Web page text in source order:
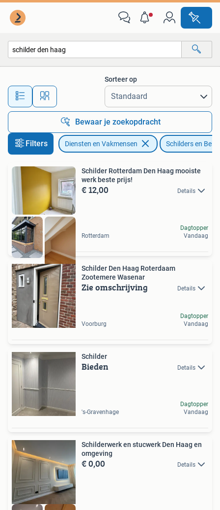
Alle afstanden…
Sorteer op
Bewaar je zoekopdracht
Filters Diensten en Vakmensen Schilders en
Schilder Rotterdam Den Haag mooiste
werk beste prijs!
€ 12,00 Details
Rotterdam
Dagtopper
Vandaag
Schilder Den Haag Roterdaam
Zootemere Wasenar
Zie omschrijving Details
Voorburg
Dagtopper
Vandaag
Schilder
Bieden Details
's-Gravenhage
Dagtopper
Vandaag
Schilderwerk en stucwerk Den Haag en
omgeving
€ 0,00 Details